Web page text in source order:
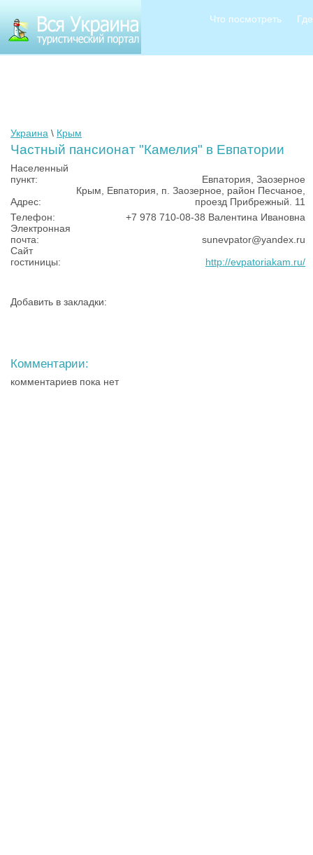
Что посмотреть
Украина \ Крым
Частный пансионат "Камелия" в Евпатории
Населенный
пункт:
Евпатория, Заозерное
Адрес:
Крым, Евпатория, п. Заозерное, район Песчаное,
проезд Прибрежный. 11
Телефон:
+7 978 710-08-38 Валентина Ивановна
Электронная
почта:
sunevpator@yandex.ru
Сайт
гостиницы:
http://evpatoriakam.ru/
Добавить в закладки:
Комментарии:
комментариев пока нет